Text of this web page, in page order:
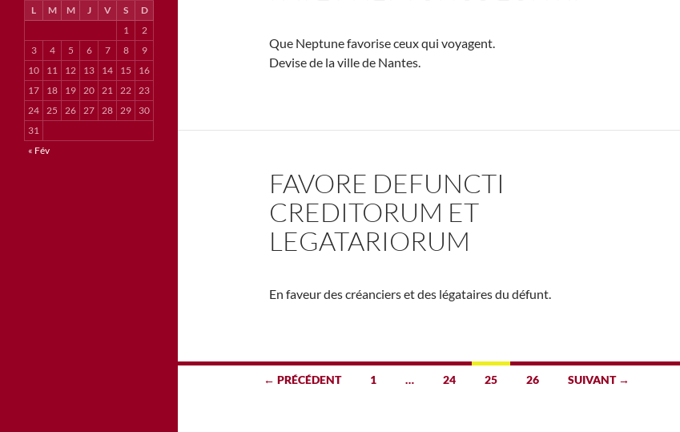
Que Neptune favorise ceux qui voyagent.
Devise de la ville de Nantes.
FAVORE DEFUNCTI
CREDITORUM ET
LEGATARIORUM
En faveur des créanciers et des légataires du défunt.
Navigation← PRÉCÉDENT 1 … 24 25 26 SUIVANT →
L M M J V S
D
1
2
3
4 5 6 7 8
9
10
11 12 13 14 15
16
17
18 19 20 21 22 23
24 25 26 27 28 29
30
31
« Fév